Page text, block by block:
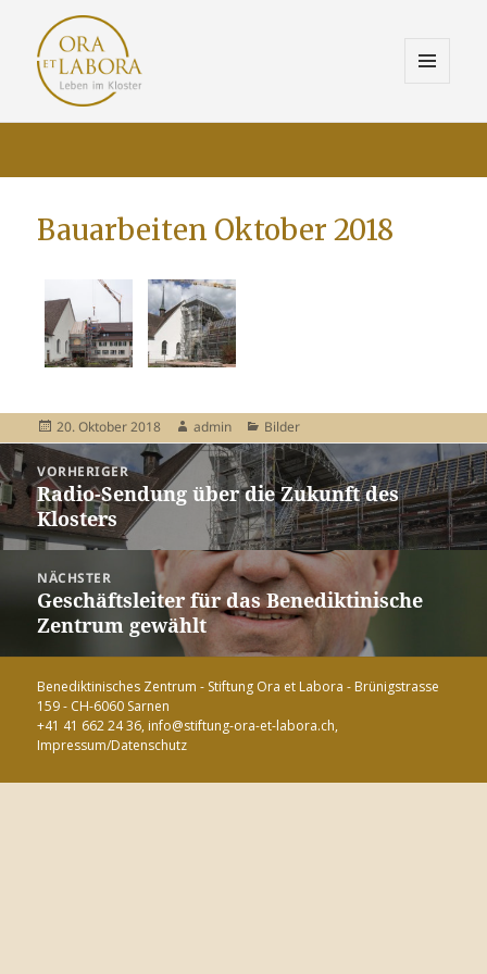
WIDGETS
Bauarbeiten Oktober 2018
Veröffentlicht
am
20. Oktober 2018 Autor
admin Kategorien
Bilder
Beitragsnavigation
VORHERIGER
Vorheriger
Beitrag:
Radio-Sendung über die Zukunft des
Klosters
NÄCHSTER
Nächster
Beitrag:
Geschäftsleiter für das Benediktinische
Zentrum gewählt
Benediktinisches Zentrum - Stiftung Ora et Labora - Brünigstrasse
159 - CH-6060 Sarnen
+41 41 662 24 36, info@stiftung-ora-et-labora.ch,
Impressum/Datenschutz